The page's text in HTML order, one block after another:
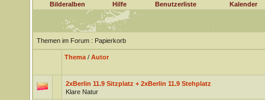
Bilderalben Hilfe Benutzerliste Kalender
Themen im Forum: Papierkorb
Thema/ Autor
2xBerlin 11.9 Sitzplatz + 2xBerlin 11.9 Stehplatz
Klare Natur